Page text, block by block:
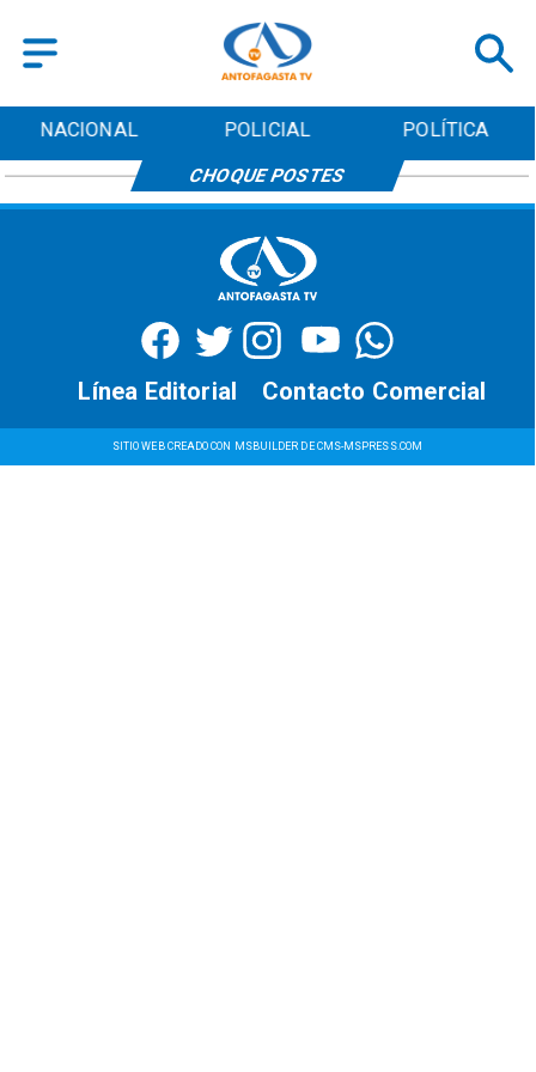
NACIONAL POLICIAL POLÍTICA
CHOQUE POSTES
SITIO WEB CREADO CON MSBUILDER DE CMS-MSPRESS.COM
Contacto Comercial
Línea Editorial